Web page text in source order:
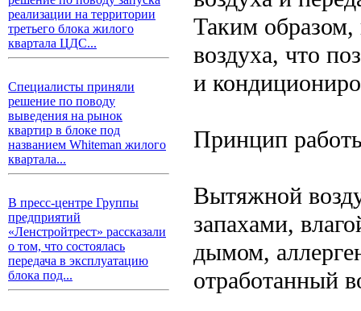
реализации на территории
третьего блока жилого
квартала ЦДС...
Специалисты приняли
решение по поводу
выведения на рынок
квартир в блоке под
названием Whiteman жилого
квартала...
В пресс-центре Группы
предприятий
«Ленстройтрест» рассказали
о том, что состоялась
передача в эксплуатацию
блока под...
Таким
воздуха, что
и
Принцип
Вытяжной
запахами,
дымом,
отработанный